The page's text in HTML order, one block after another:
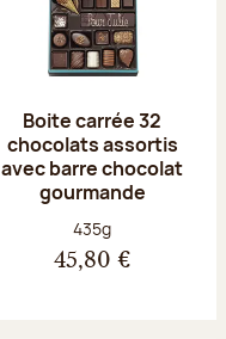
Boite carrée 32
chocolats assortis
avec barre chocolat
gourmande
Poids net :
435g
45,80 €